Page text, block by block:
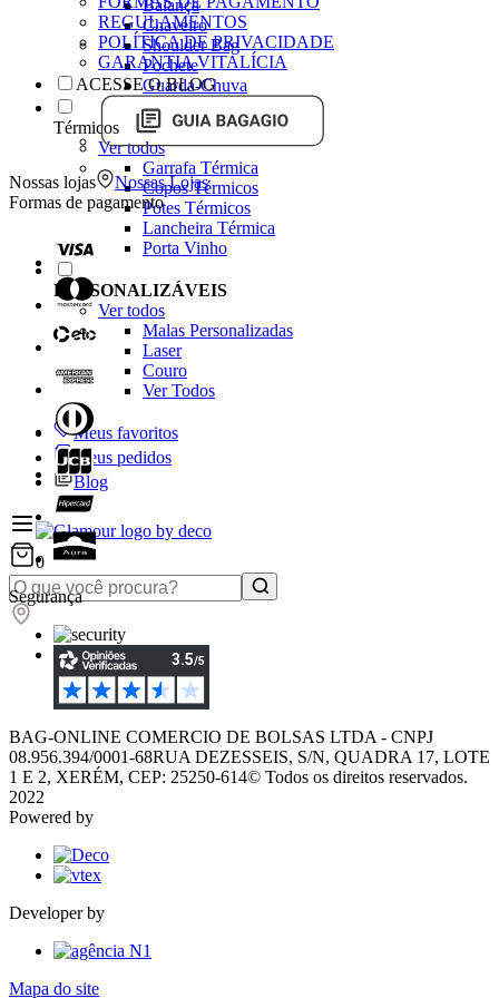
Balança
Chaveiro
Shoulder Bag
Pochete
Guarda-Chuva
Térmicos
Ver todos
Garrafa Térmica
Copos Térmicos
Potes Térmicos
Lancheira Térmica
Porta Vinho
PERSONALIZÁVEIS
Ver todos
Malas Personalizadas
Laser
Couro
Ver Todos
Meus favoritos
Meus pedidos
Blog
0
REGULAMENTOS
POLÍTICA DE PRIVACIDADE
GARANTIA VITALÍCIA
ACESSE O BLOG
Nossas lojas
Nossas Lojas
Formas de pagamento
Segurança
BAG-ONLINE COMERCIO DE BOLSAS LTDA - CNPJ
08.956.394/0001-68RUA DEZESSEIS, S/N, QUADRA 17, LOTE
1 E 2, XERÉM, CEP: 25250-614© Todos os direitos reservados.
2022
Powered by
Developer by
Mapa do site